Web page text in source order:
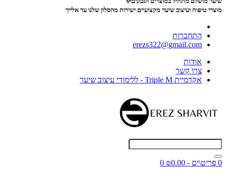
מוצרי טיפוח ועיצוב שיער מקצועיים ישירות מהסלון שלנו עד אלייך
התחברות
erezs322@gmail.com
אודות
צרו קשר
אקדמיית Triple M - ללימודי עיצוב שיער
0 פריט\ים - ₪0.00
0